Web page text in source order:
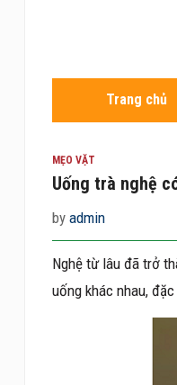
Trang chủ
MẸO VẶT
Uống trà nghệ
by admin
Nghệ từ lâu đã trở
uống khác nhau,